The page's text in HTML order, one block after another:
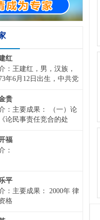
红
：王建红，男，汉族，
年6月12日出生，中共党
毕业于国家法官学院。
甘肃培信律师事务所工
职务为主任。联系电话
通讯地
定西市安定区中华路64
工伤，民商事纠纷有所
。
贵
：主要成果： （一）论
论民事责任竞合的处
理论研讨会优秀论文一
。（二）论文《试论法
周年学术交流一等奖；
）2002年论文《谈对立
标的司法审查》发表于
福
：
平
：主要成果： 2000年 律
格